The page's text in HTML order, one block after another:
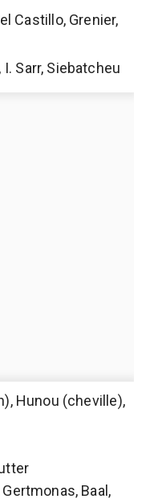
Castillo, Grenier,
I. Sarr, Siebatcheu
Hunou (cheville),
Gertmonas, Baal,